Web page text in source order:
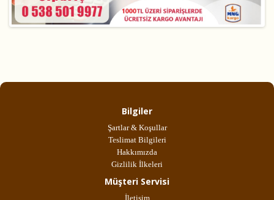
Bilgiler
Şartlar & Koşullar
Teslimat Bilgileri
Hakkımızda
Gizlilik İlkeleri
Müşteri Servisi
İletişim